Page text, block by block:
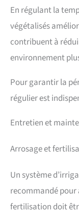
En régulant la
végétalisés
contribuent à
environnement
Pour garantir la
régulier est
Entretien et
Arrosage et
Un système
recommandé pour
fertilisation doit